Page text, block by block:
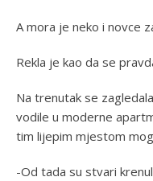
A mora je neko i novce
Rekla je kao da se
Na trenutak se
vodile u moderne
tim lijepim mjestom
-Od tada su stvari